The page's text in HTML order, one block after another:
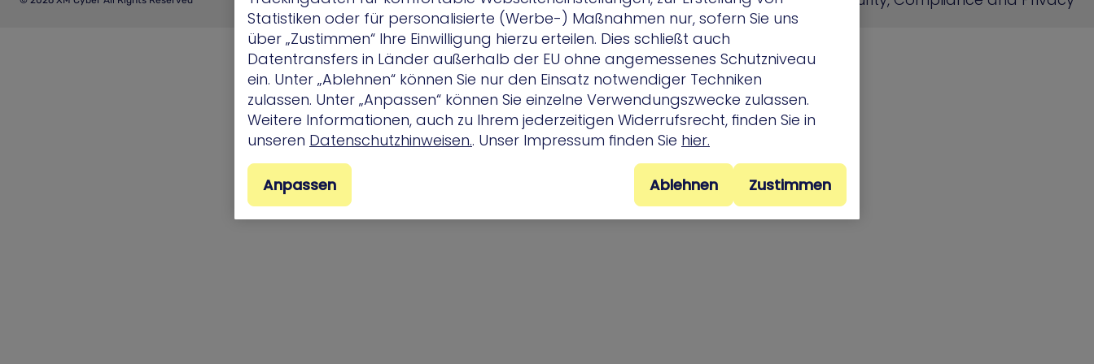
Statistiken oder für personalisierte (Werbe-) Maßnahmen nur, sofern Sie uns
über „Zustimmen“ Ihre Einwilligung hierzu erteilen. Dies schließt auch
Datentransfers in Länder außerhalb der EU ohne angemessenes Schutzniveau
ein. Unter „Ablehnen“ können Sie nur den Einsatz notwendiger Techniken
zulassen. Unter „Anpassen“ können Sie einzelne Verwendungszwecke zulassen.
Weitere Informationen, auch zu Ihrem jederzeitigen Widerrufsrecht, finden Sie in
unseren Datenschutzhinweisen.. Unser Impressum finden Sie hier.
Ablehnen Zustimmen
Anpassen